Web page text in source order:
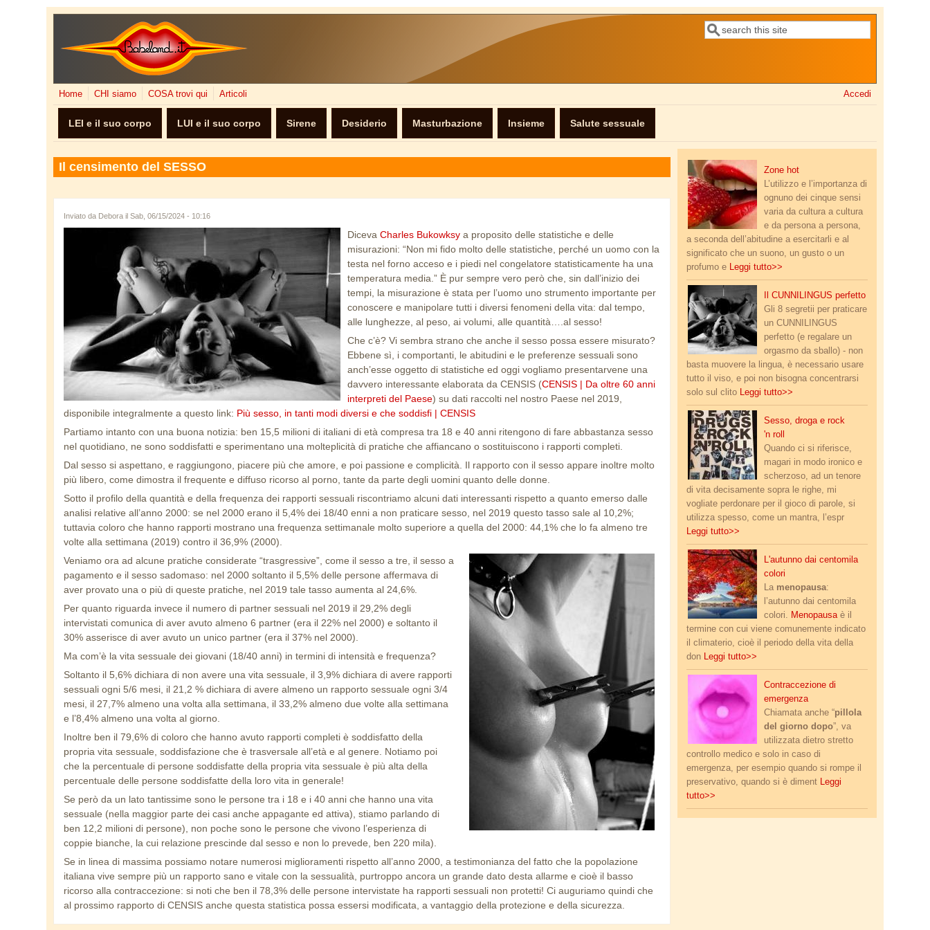
Salta al contenuto principale
Form di ricerca
Cerca
Home CHI siamo COSA trovi qui Articoli Accedi
LEI e il suo corpo LUI e il suo corpo Sirene Desiderio Masturbazione Insieme Salute sessuale
Il censimento del SESSO
Inviato da Debora il Sab, 06/15/2024 - 10:16
cunnilingus.jpg
DicevaCharles Bukowksy a proposito delle statistiche e delle
misurazioni: “Non mi fido molto delle statistiche, perché un uomo con la
testa nel forno acceso e i piedi nel congelatore statisticamente ha una
temperatura media.” È pur sempre vero però che, sin dall’inizio dei
tempi, la misurazione è stata per l’uomo uno strumento importante per
conoscere e manipolare tutti i diversi fenomeni della vita: dal tempo,
alle lunghezze, al peso, ai volumi, alle quantità….al sesso!
Che c’è? Vi sembra strano che anche il sesso possa essere misurato?
Ebbene sì, i comportanti, le abitudini e le preferenze sessuali sono
anch’esse oggetto di statistiche ed oggi vogliamo presentarvene una
davvero interessante elaborata da CENSIS (CENSIS | Da oltre 60 anni
interpreti del Paese) su dati raccolti nel nostro Paese nel 2019,
disponibile integralmente a questo link: Più sesso, in tanti modi diversi e che soddisfi | CENSIS
Partiamo intanto con una buona notizia: ben 15,5 milioni di italiani di età compresa tra 18 e 40 anni ritengono di fare abbastanza sesso
nel quotidiano, ne sono soddisfatti e sperimentano una molteplicità di pratiche che affiancano o sostituiscono i rapporti completi.
Dal sesso si aspettano, e raggiungono, piacere più che amore, e poi passione e complicità. Il rapporto con il sesso appare inoltre molto
più libero, come dimostra il frequente e diffuso ricorso al porno, tante da parte degli uomini quanto delle donne.
Sotto il profilo della quantità e della frequenza dei rapporti sessuali riscontriamo alcuni dati interessanti rispetto a quanto emerso dalle
analisi relative all’anno 2000: se nel 2000 erano il 5,4% dei 18/40 enni a non praticare sesso, nel 2019 questo tasso sale al 10,2%;
tuttavia coloro che hanno rapporti mostrano una frequenza settimanale molto superiore a quella del 2000: 44,1% che lo fa almeno tre
volte alla settimana (2019) contro il 36,9% (2000).
bdsm_-_mollette.jpg
Veniamo ora ad alcune pratiche considerate “trasgressive”, come il sesso a tre, il sesso a
pagamento e il sesso sadomaso: nel 2000 soltanto il 5,5% delle persone affermava di
aver provato una o più di queste pratiche, nel 2019 tale tasso aumenta al 24,6%.
Per quanto riguarda invece il numero di partner sessuali nel 2019 il 29,2% degli
intervistati comunica di aver avuto almeno 6 partner (era il 22% nel 2000) e soltanto il
30% asserisce di aver avuto un unico partner (era il 37% nel 2000).
Ma com’è la vita sessuale dei giovani (18/40 anni) in termini di intensità e frequenza?
Soltanto il 5,6% dichiara di non avere una vita sessuale, il 3,9% dichiara di avere rapporti
sessuali ogni 5/6 mesi, il 21,2 % dichiara di avere almeno un rapporto sessuale ogni 3/4
mesi, il 27,7% almeno una volta alla settimana, il 33,2% almeno due volte alla settimana
e l’8,4% almeno una volta al giorno.
Inoltre ben il 79,6% di coloro che hanno avuto rapporti completi è soddisfatto della
propria vita sessuale, soddisfazione che è trasversale all’età e al genere. Notiamo poi
che la percentuale di persone soddisfatte della propria vita sessuale è più alta della
percentuale delle persone soddisfatte della loro vita in generale!
Se però da un lato tantissime sono le persone tra i 18 e i 40 anni che hanno una vita
sessuale (nella maggior parte dei casi anche appagante ed attiva), stiamo parlando di
ben 12,2 milioni di persone), non poche sono le persone che vivono l’esperienza di
coppie bianche, la cui relazione prescinde dal sesso e non lo prevede, ben 220 mila).
Se in linea di massima possiamo notare numerosi miglioramenti rispetto all’anno 2000, a testimonianza del fatto che la popolazione
italiana vive sempre più un rapporto sano e vitale con la sessualità, purtroppo ancora un grande dato desta allarme e cioè il basso
ricorso alla contraccezione: si noti che ben il 78,3% delle persone intervistate ha rapporti sessuali non protetti! Ci auguriamo quindi che
al prossimo rapporto di CENSIS anche questa statistica possa essersi modificata, a vantaggio della protezione e della sicurezza.
labbra.jpg
Zone hot
L’utilizzo e l’importanza di
ognuno dei cinque sensi
varia da cultura a cultura
e da persona a persona,
a seconda dell’abitudine a esercitarli e al
significato che un suono, un gusto o un
profumo e Leggi tutto>>
cunnilingus.jpg
Il CUNNILINGUS perfetto
Gli 8 segretii per praticare
un CUNNILINGUS
perfetto (e regalare un
orgasmo da sballo) - non
basta muovere la lingua, è necessario usare
tutto il viso, e poi non bisogna concentrarsi
solo sul clito Leggi tutto>>
sex_drugs_rock.jpgSesso, droga e rock
'n roll
Quando ci si riferisce,
magari in modo ironico e
scherzoso, ad un tenore
di vita decisamente sopra le righe, mi
vogliate perdonare per il gioco di parole, si
utilizza spesso, come un mantra, l’espr
Leggi tutto>>
autunno_colori_2.jpgL'autunno dai centomila
colori
La menopausa:
l’autunno dai centomila
colori. Menopausaè il
termine con cui viene comunemente indicato
il climaterio, cioè il periodo della vita della
don Leggi tutto>>
pillola_giorno_dopo.jpg
Contraccezione di
emergenza
Chiamata anche “pillola
del giorno dopo”, va
utilizzata dietro stretto
controllo medico e solo in caso di
emergenza, per esempio quando si rompe il
preservativo, quando si è diment Leggi
tutto>>